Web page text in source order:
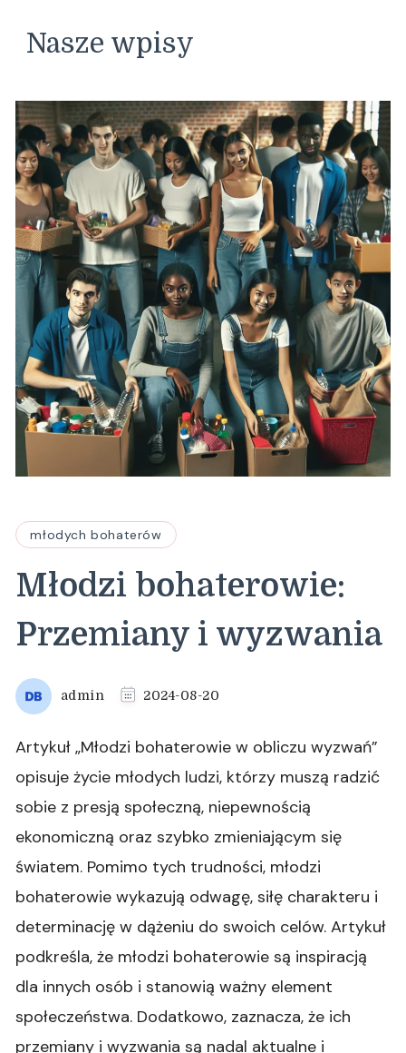
Nasze wpisy
młodych bohaterów
Młodzi bohaterowie:
Przemiany i wyzwania
admin 2024-08-20
Artykuł „Młodzi bohaterowie w obliczu wyzwań”
opisuje życie młodych ludzi, którzy muszą radzić
sobie z presją społeczną, niepewnością
ekonomiczną oraz szybko zmieniającym się
światem. Pomimo tych trudności, młodzi
bohaterowie wykazują odwagę, siłę charakteru i
determinację w dążeniu do swoich celów. Artykuł
podkreśla, że młodzi bohaterowie są inspiracją
dla innych osób i stanowią ważny element
społeczeństwa. Dodatkowo, zaznacza, że ich
przemiany i wyzwania są nadal aktualne i